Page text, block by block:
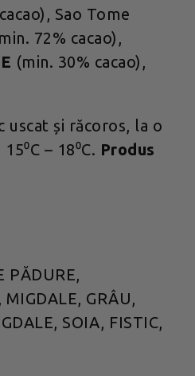
Sao Tome
72% cacao),
(min. 30% cacao),
uscat și răcoros, la o
– 18⁰C. Produs
PĂDURE,
GRÂU,
SOIA, FISTIC,